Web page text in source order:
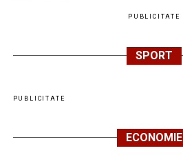
PUBLICITATE
SPORT
PUBLICITATE
ECONOMIE